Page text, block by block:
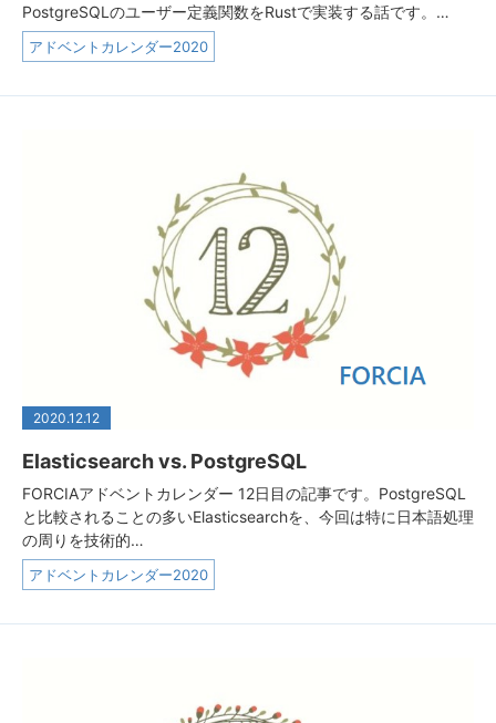
PostgreSQLのユーザー定義関数をRustで実装する話です。…
アドベントカレンダー2020
2020.12.12
Elasticsearch vs. PostgreSQL
FORCIAアドベントカレンダー 12日目の記事です。PostgreSQL
と比較されることの多いElasticsearchを、今回は特に日本語処理
の周りを技術的…
アドベントカレンダー2020